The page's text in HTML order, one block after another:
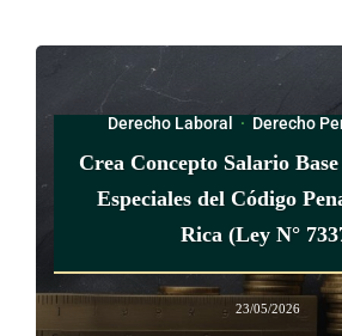
contado a partir de la entrada en
realizar las gestiones de inscripción en el
ARTÍCULO 16
Rige sesenta (60) días naturales
Dado en la Presidencia de la
días del mes de febrero del dos mil
Derecho Laboral · Derecho
Crea Concepto Salario
Especiales del Código
Rica (Ley N°
23/05/2026